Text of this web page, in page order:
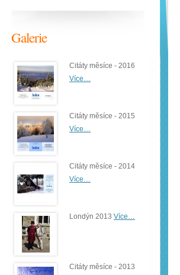
Galerie
Citáty měsíce - 2016
Více…
Citáty měsíce - 2015
Více…
Citáty měsíce - 2014
Více…
Londýn 2013 Více…
Citáty měsíce - 2013